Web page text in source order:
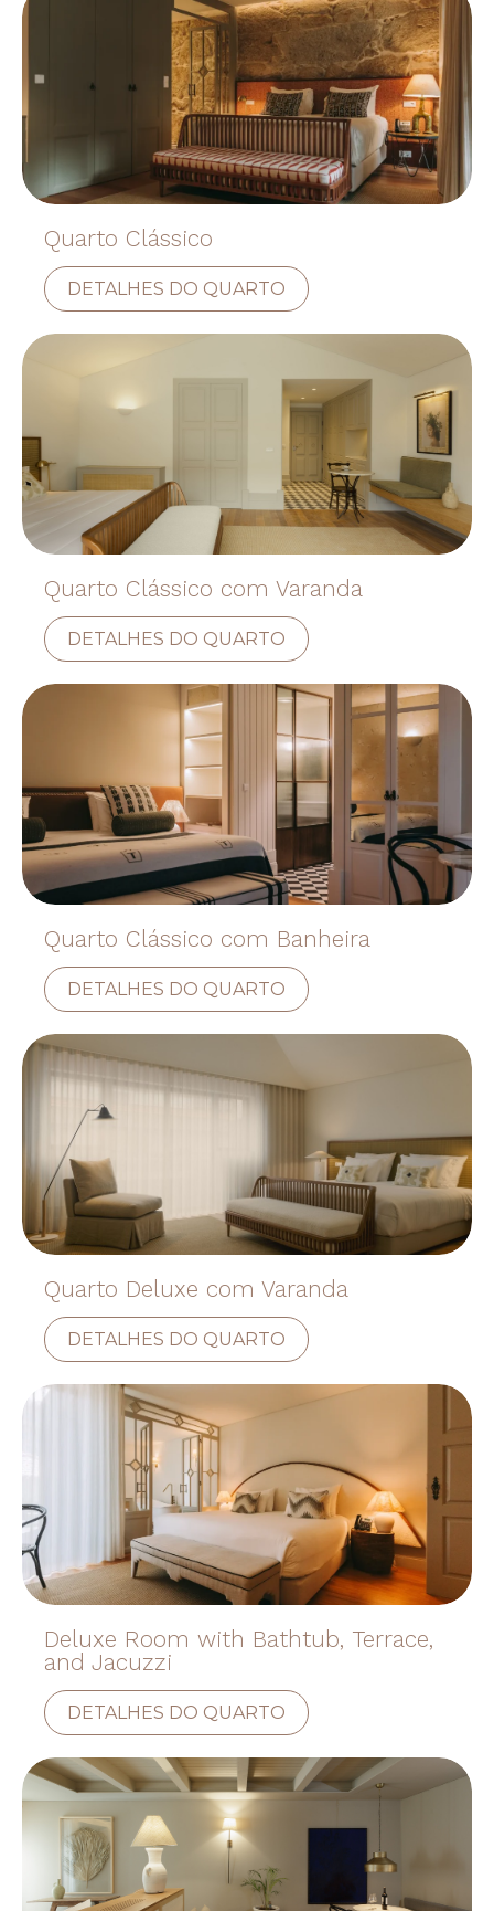
Quarto Clássico
DETALHES DO QUARTO
Quarto Clássico com Varanda
DETALHES DO QUARTO
Quarto Clássico com Banheira
DETALHES DO QUARTO
Quarto Deluxe com Varanda
DETALHES DO QUARTO
Deluxe Room with Bathtub, Terrace,
and Jacuzzi
DETALHES DO QUARTO